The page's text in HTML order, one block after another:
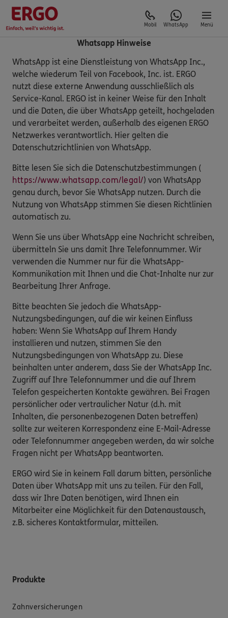
Mobil WhatsApp Menü
Whatsapp Hinweise
WhatsApp ist eine Dienstleistung von WhatsApp Inc.,
welche wiederum Teil von Facebook, Inc. ist. ERGO
nutzt diese externe Anwendung ausschließlich als
Service-Kanal. ERGO ist in keiner Weise für den Inhalt
und die Daten, die über WhatsApp geteilt, hochgeladen
und verarbeitet werden, außerhalb des eigenen ERGO
Netzwerkes verantwortlich. Hier gelten die
Datenschutzrichtlinien von WhatsApp.
Bitte lesen Sie sich die Datenschutzbestimmungen (
https://www.whatsapp.com/legal/) von WhatsApp
genau durch, bevor Sie WhatsApp nutzen. Durch die
Nutzung von WhatsApp stimmen Sie diesen Richtlinien
automatisch zu.
Wenn Sie uns über WhatsApp eine Nachricht schreiben,
übermitteln Sie uns damit Ihre Telefonnummer. Wir
verwenden die Nummer nur für die WhatsApp-
Kommunikation mit Ihnen und die Chat-Inhalte nur zur
Bearbeitung Ihrer Anfrage.
Bitte beachten Sie jedoch die WhatsApp-
Nutzungsbedingungen, auf die wir keinen Einfluss
haben: Wenn Sie WhatsApp auf Ihrem Handy
installieren und nutzen, stimmen Sie den
Nutzungsbedingungen von WhatsApp zu. Diese
beinhalten unter anderem, dass Sie der WhatsApp Inc.
Zugriff auf Ihre Telefonnummer und die auf Ihrem
Telefon gespeicherten Kontakte gewähren. Bei Fragen
persönlicher oder vertraulicher Natur (d.h. mit
Inhalten, die personenbezogenen Daten betreffen)
sollte zur weiteren Korrespondenz eine E-Mail-Adresse
oder Telefonnummer angegeben werden, da wir solche
Fragen nicht per WhatsApp beantworten.
ERGO wird Sie in keinem Fall darum bitten, persönliche
Daten über WhatsApp mit uns zu teilen. Für den Fall,
dass wir Ihre Daten benötigen, wird Ihnen ein
Mitarbeiter eine Möglichkeit für den Datenaustausch,
z.B. sicheres Kontaktformular, mitteilen.
Produkte
Zahnversicherungen